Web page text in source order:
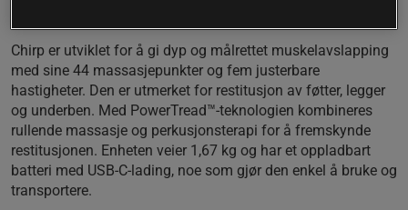
Chirp er utviklet for å gi dyp og målrettet muskelavslapping
med sine 44 massasjepunkter og fem justerbare
hastigheter. Den er utmerket for restitusjon av føtter, legger
og underben. Med PowerTread™-teknologien kombineres
rullende massasje og perkusjonsterapi for å fremskynde
restitusjonen. Enheten veier 1,67 kg og har et oppladbart
batteri med USB-C-lading, noe som gjør den enkel å bruke og
transportere.